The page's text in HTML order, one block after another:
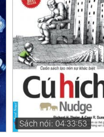
Sách nói: 04:33:53